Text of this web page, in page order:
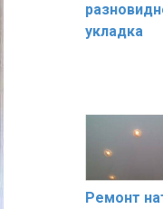
укладка
Ремонт